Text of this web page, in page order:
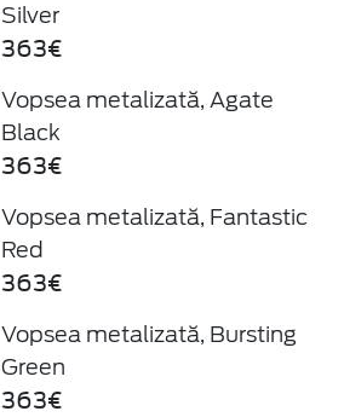
Silver
363€
Vopsea metalizată, Agate
Black
363€
Vopsea metalizată, Fantastic
Red
363€
Vopsea metalizată, Bursting
Green
363€